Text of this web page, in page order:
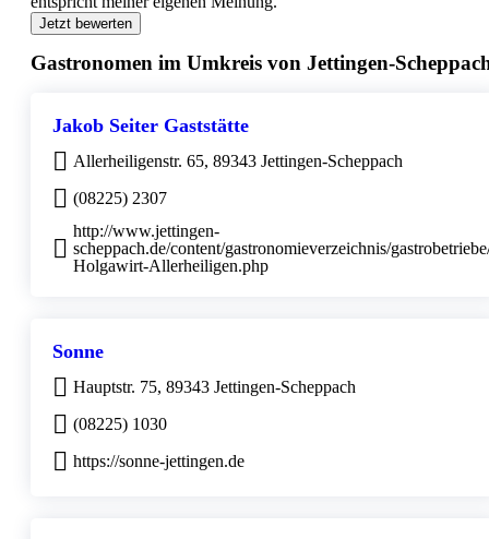
Jetzt bewerten
Gastronomen im Umkreis von Jettingen-
Jakob Seiter Gaststätte
Allerheiligenstr. 65, 89343 Jettingen-Scheppach
(08225) 2307
http://www.jettingen-
scheppach.de/content/gastronomieverzeichnis/
Holgawirt-Allerheiligen.php
Sonne
Hauptstr. 75, 89343 Jettingen-Scheppach
(08225) 1030
https://sonne-jettingen.de